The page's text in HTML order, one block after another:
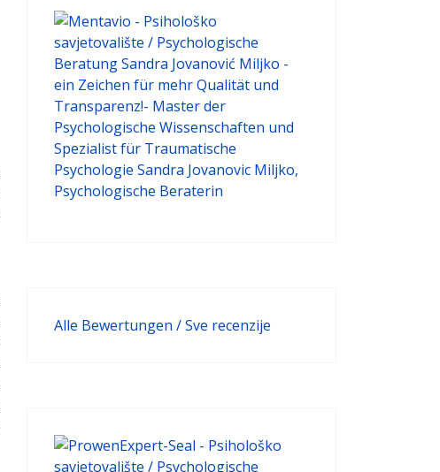
Alle Bewertungen / Sve recenzije